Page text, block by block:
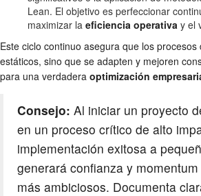
Lean. El objetivo es perfeccionar
maximizar la eficiencia operativa y el
Este ciclo continuo asegura que los
estáticos, sino que se adapten y mejoren
para una verdadera optimización
Consejo: Al iniciar un proyecto
en un proceso crítico de alto
implementación exitosa a
generará confianza y
más ambiciosos. Documenta